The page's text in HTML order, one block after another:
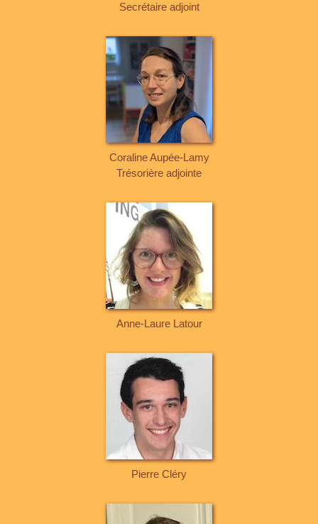
Secrétaire adjoint
Coraline Aupée-Lamy
Trésorière adjointe
Anne-Laure Latour
Pierre Cléry